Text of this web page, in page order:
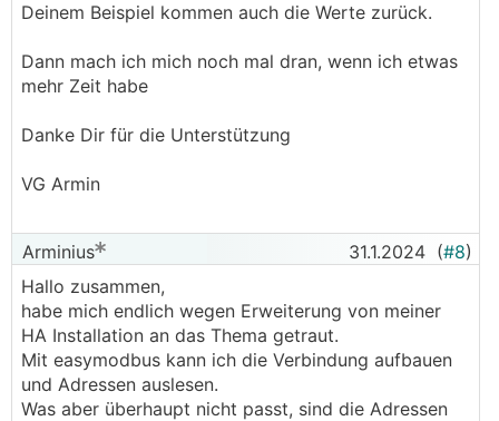
Deinem Beispiel kommen auch die Werte zurück.
Dann mach ich mich noch mal dran, wenn ich etwas
mehr Zeit habe
Danke Dir für die Unterstützung
VG Armin
Arminius 31.1.2024 (#8)
Hallo zusammen,
habe mich endlich wegen Erweiterung von meiner
HA Installation an das Thema getraut.
Mit easymodbus kann ich die Verbindung aufbauen
und Adressen auslesen.
Was aber überhaupt nicht passt, sind die Adressen